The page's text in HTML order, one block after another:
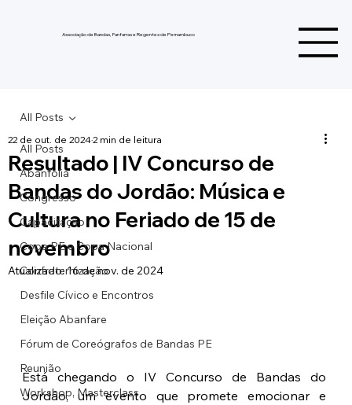
Associação de Bandas, Fanfarras e Regentes de Pernambuco
All Posts
Abanfolia
Congresso
Capacitação
Copa PE e Copa Nacional
Confraternização
Desfile Cívico e Encontros
Eleição Abanfare
Fórum de Coreógrafos de Bandas PE
Reunião
Workshop, Masterclass
All Posts
Resultado | IV Concurso de
Bandas do Jordão: Música e
Cultura no Feriado de 15 de
novembro
22 de out. de 20242 min de leitura
Atualizado:16 de nov. de 2024
Está chegando o IV Concurso de Bandas do
Jordão, um evento que promete emocionar e